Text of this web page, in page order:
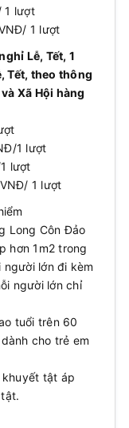
1 lượt
1 lượt
Lễ, Tết, 1
Tết, theo thông
Xã Hội hàng
1 lượt
lượt
1 lượt
Long Côn Đảo
hơn 1m2 trong
lớn đi kèm
người lớn chỉ
tuổi trên 60
cho trẻ em
tật áp